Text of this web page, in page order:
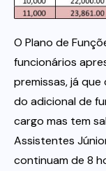
Itau
Financeiras e
O Plano de
funcionários
premissas, já
do adicional de
cargo mas tem
Assistentes
continuam de 8